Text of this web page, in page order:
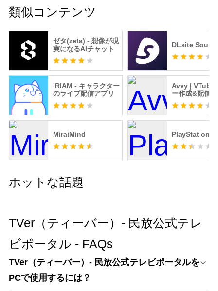
類似コンテンツ
ゼタ(zeta) - 想像が現
実になるAIチャット
DLsite Sound
IRIAM - キャラクター
のライブ配信アプリ
Avvy | VTuber
ー作成&配信
MiraiMind PlayStation
ホットな話題
TVer（ティーバー）- 民放公式テレ
ビポータル - FAQs
TVer（ティーバー）- 民放公式テレビポータルを
PCで使用するには？